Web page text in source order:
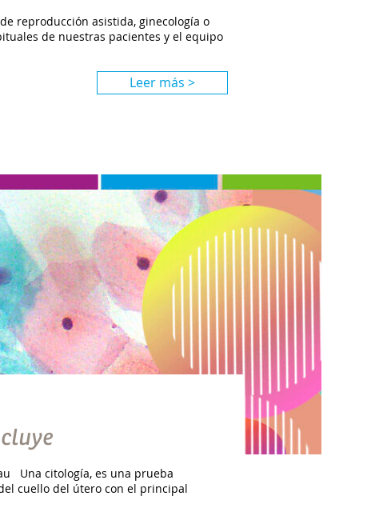
reproducción asistida, ginecología o
de nuestras pacientes y el equipo
Leer más >
Una citología, es una prueba
cuello del útero con el principal